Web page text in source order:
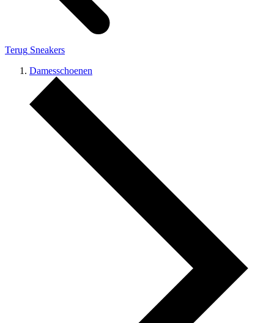
Terug Sneakers
Damesschoenen